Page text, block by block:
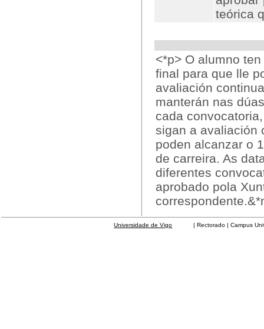
teórica
<*p> O alumno
final para que lle
avaliación
manterán nas
cada
sigan a avaliación
poden alcanzar o
de carreira. As
diferentes
aprobado pola
Universidade de Vigo | Rectorado | Campus